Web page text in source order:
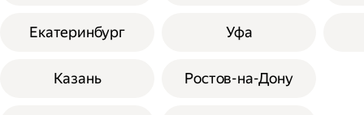
Екатеринбург
Казань
Уфа
Ростов-на-Дону